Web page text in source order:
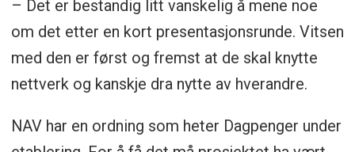
– Det er bestandig litt vanskelig å mene noe
om det etter en kort presentasjonsrunde. Vitsen
med den er først og fremst at de skal knytte
nettverk og kanskje dra nytte av hverandre.
NAV har en ordning som heter Dagpenger under